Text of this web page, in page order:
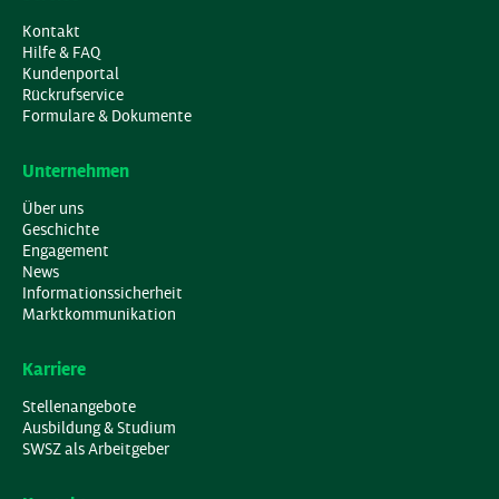
Kontakt
Hilfe & FAQ
Kundenportal
Rückrufservice
Formulare & Dokumente
Unternehmen
Über uns
Geschichte
Engagement
News
Informationssicherheit
Marktkommunikation
Karriere
Stellenangebote
Ausbildung & Studium
SWSZ als Arbeitgeber